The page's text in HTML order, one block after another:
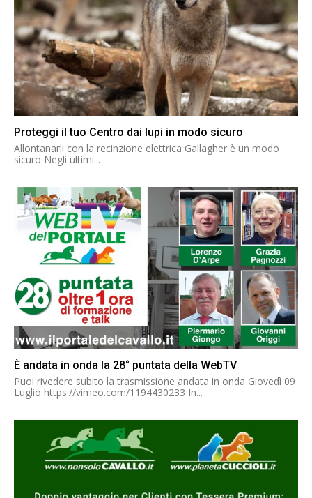
Proteggi il tuo Centro dai lupi in modo sicuro
Allontanarli con la recinzione elettrica Gallagher è un modo
sicuro Negli ultimi...
È andata in onda la 28° puntata della WebTV
Puoi rivedere subito la trasmissione andata in onda Giovedì 09
Luglio https://vimeo.com/1194430233 In...